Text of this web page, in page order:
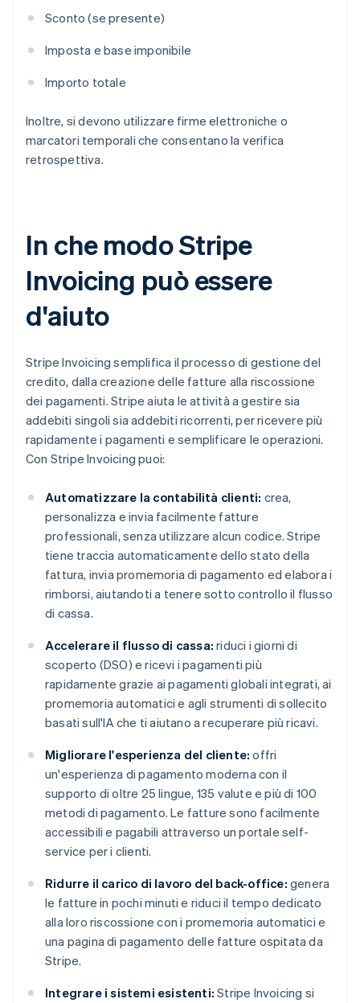
Sconto (se presente)
Imposta e base imponibile
Importo totale
Inoltre, si devono utilizzare firme elettroniche o
marcatori temporali che consentano la verifica
retrospettiva.
In che modo Stripe
Invoicing può essere
d'aiuto
Stripe Invoicing semplifica il processo di gestione del
credito, dalla creazione delle fatture alla riscossione
dei pagamenti. Stripe aiuta le attività a gestire sia
addebiti singoli sia addebiti ricorrenti, per ricevere più
rapidamente i pagamenti e semplificare le operazioni.
Con Stripe Invoicing puoi:
Automatizzare la contabilità clienti: crea,
personalizza e invia facilmente fatture
professionali, senza utilizzare alcun codice. Stripe
tiene traccia automaticamente dello stato della
fattura, invia promemoria di pagamento ed elabora i
rimborsi, aiutandoti a tenere sotto controllo il flusso
di cassa.
Accelerare il flusso di cassa: riduci i giorni di
scoperto (DSO) e ricevi i pagamenti più
rapidamente grazie ai pagamenti globali integrati, ai
promemoria automatici e agli strumenti di sollecito
basati sull'IA che ti aiutano a recuperare più ricavi.
Migliorare l'esperienza del cliente: offri
un'esperienza di pagamento moderna con il
supporto di oltre 25 lingue, 135 valute e più di 100
metodi di pagamento. Le fatture sono facilmente
accessibili e pagabili attraverso un portale self-
service per i clienti.
Ridurre il carico di lavoro del back-office: genera
le fatture in pochi minuti e riduci il tempo dedicato
alla loro riscossione con i promemoria automatici e
una pagina di pagamento delle fatture ospitata da
Stripe.
Integrare i sistemi esistenti: Stripe Invoicing si